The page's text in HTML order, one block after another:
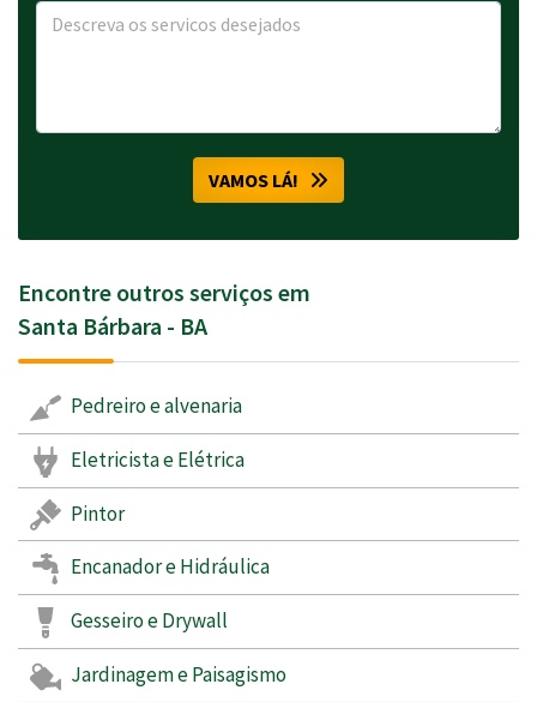
VAMOS LÁ!
Encontre outros serviços em
Santa Bárbara - BA
Pedreiro e alvenaria
Eletricista e Elétrica
Pintor
Encanador e Hidráulica
Gesseiro e Drywall
Jardinagem e Paisagismo